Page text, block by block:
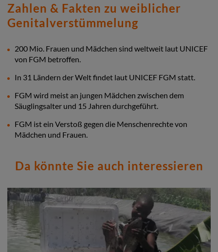
Zahlen & Fakten zu weiblicher
Genitalverstümmelung
200 Mio. Frauen und Mädchen sind weltweit laut UNICEF
von FGM betroffen.
In 31 Ländern der Welt findet laut UNICEF FGM statt.
FGM wird meist an jungen Mädchen zwischen dem
Säuglingsalter und 15 Jahren durchgeführt.
FGM ist ein Verstoß gegen die Menschenrechte von
Mädchen und Frauen.
Da könnte Sie auch interessieren